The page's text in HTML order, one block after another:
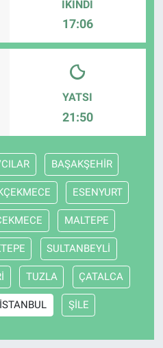
İKINDI
17:06
YATSI
21:50
BAŞAKŞEHİR
ESENYURT
MALTEPE
SULTANBEYLİ
TUZLA ÇATALCA
İSTANBUL ŞİLE